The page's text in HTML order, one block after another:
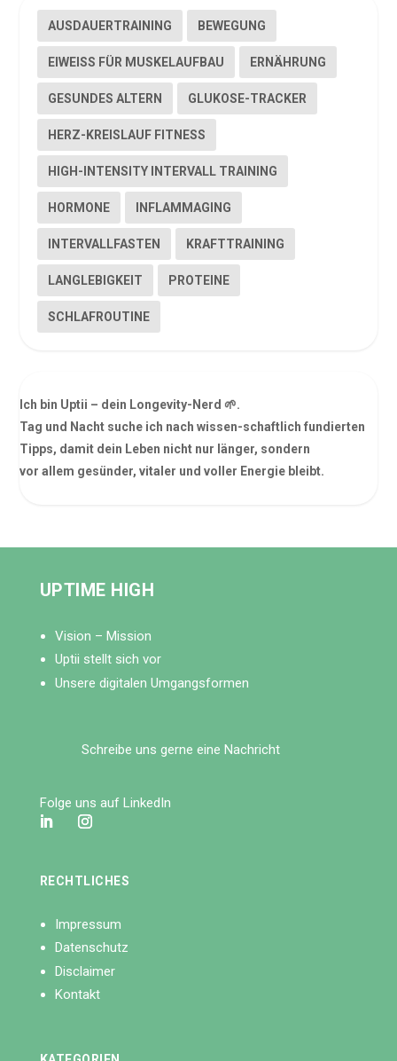
AUSDAUERTRAINING BEWEGUNG
EIWEISS FÜR MUSKELAUFBAU ERNÄHRUNG
GESUNDES ALTERN GLUKOSE-TRACKER
HERZ-KREISLAUF FITNESS
HIGH-INTENSITY INTERVALL TRAINING
HORMONE INFLAMMAGING
INTERVALLFASTEN KRAFTTRAINING
LANGLEBIGKEIT PROTEINE
SCHLAFROUTINE
Ich bin Uptii – dein Longevity-Nerd 🌱.
Tag und Nacht suche ich nach wissen-schaftlich fundierten
Tipps, damit dein Leben nicht nur länger, sondern
vor allem gesünder, vitaler und voller Energie bleibt.
UPTIME HIGH
Vision – Mission
Uptii stellt sich vor
Unsere digitalen Umgangsformen
Schreibe uns gerne eine Nachricht
Folge uns auf LinkedIn
RECHTLICHES
Impressum
Datenschutz
Disclaimer
Kontakt